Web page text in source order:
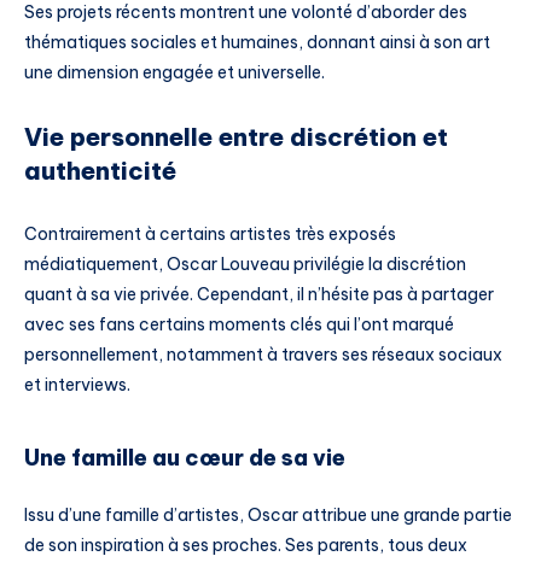
Ses projets récents montrent une volonté d’aborder des
thématiques sociales et humaines, donnant ainsi à son art
une dimension engagée et universelle.
Vie personnelle entre discrétion et
authenticité
Contrairement à certains artistes très exposés
médiatiquement, Oscar Louveau privilégie la discrétion
quant à sa vie privée. Cependant, il n’hésite pas à partager
avec ses fans certains moments clés qui l’ont marqué
personnellement, notamment à travers ses réseaux sociaux
et interviews.
Une famille au cœur de sa vie
Issu d’une famille d’artistes, Oscar attribue une grande partie
de son inspiration à ses proches. Ses parents, tous deux